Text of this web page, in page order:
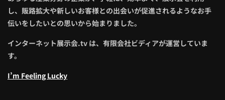
し、販路拡大や新しいお客様との出会いが促進されるようなお手
伝いをしたいとの思いから始まりました。
インターネット展示会.tv は、有限会社ビディアが運営していま
す。
I’m Feeling Lucky